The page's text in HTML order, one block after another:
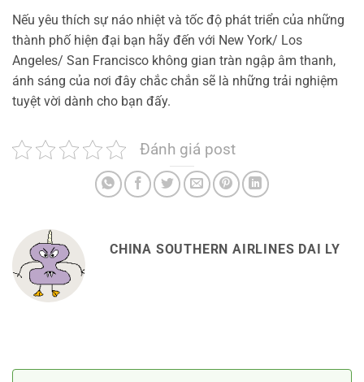
Nếu yêu thích sự náo nhiệt và tốc độ phát triển của những
thành phố hiện đại bạn hãy đến với New York/ Los
Angeles/ San Francisco không gian tràn ngập âm thanh,
ánh sáng của nơi đây chắc chắn sẽ là những trải nghiệm
tuyệt vời dành cho bạn đấy.
Đánh giá post
CHINA SOUTHERN AIRLINES DAI LY